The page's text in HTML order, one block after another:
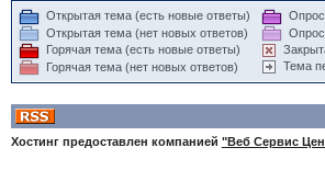
Открытая тема (есть новые ответы)
Открытая тема (нет новых ответов)
Горячая тема (есть новые ответы)
Горячая тема (нет новых ответов)
Опрос
Опрос
Тема
Хостинг предоставлен компанией "Веб Сервис